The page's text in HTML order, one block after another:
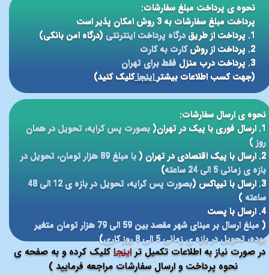
صورت نیاز به اطلاعات تکمیل تراینجا کلیک کرده و به صفحه ی
نحوه پرداخت و ارسال سفارشات مراجعه فرمایید )
نحوه ی پرداخت مبلغ سفارشات:
پرداخت مبلغ سفارشات به 3 روش امکان پذیر است
1. پرداخت از طریق
درگاه پرداخت اینترنتی(درگاه امن بانکی)
2. پرداخت از روش
کارت به کارت
3. پرداخت درب منزل
فقط برای تهران
(جهت کسب اطلاعات بیشتر اینجاکلیک کنید)
نحوه ی ارسال سفارشات:
1. ارسال فوری با پیک در تهران(
بصورت پس کرایه، تحویل در همان
روز)
2. ارسال با پیک اقتصادی در تهران (
با مبلغ 89 هزار تومان، تحویل در
بازه ی زمانی 5 الی 24 ساعته
)
3. ارسال با تیپاکس (
بصورت پس کرایه، تحویل در بازه ی 12 الی 48
ساعته )
4. ارسال با پست
(
مبلغ ارسال بر مبنای شهر مقصد بین 59 الی 79 هزار تومان متغیر
بوده، تحویل در بازه ی زمانی 5 الی 8 روز کاری
)